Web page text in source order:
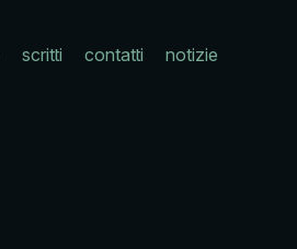
scritti contatti notizie